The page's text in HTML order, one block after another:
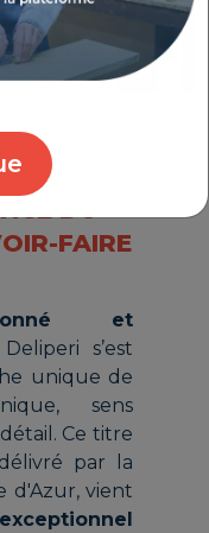
deuxième
à obtenir ce
DU
FAIRE
et
s’est
unique de
sens
Ce titre
par la
d'Azur, vient